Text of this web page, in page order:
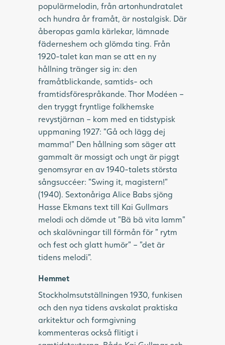
populärmelodin, från artonhundratalet
och hundra år framåt, är nostalgisk. Där
åberopas gamla kärlekar, lämnade
fäderneshem och glömda ting. Från
1920-talet kan man se att en ny
hållning tränger sig in: den
framåtblickande, samtids- och
framtidsförespråkande. Thor Modéen –
den tryggt fryntlige folkhemske
revystjärnan – kom med en tidstypisk
uppmaning 1927: ”Gå och lägg dej
mamma!” Den hållning som säger att
gammalt är mossigt och ungt är piggt
genomsyrar en av 1940-talets största
sångsuccéer: ”Swing it, magistern!”
(1940). Sextonåriga Alice Babs sjöng
Hasse Ekmans text till Kai Gullmars
melodi och dömde ut ”Bä bä vita lamm”
och skalövningar till förmån för ” rytm
och fest och glatt humör” – ”det är
tidens melodi”.
Hemmet
Stockholmsutställningen 1930, funkisen
och den nya tidens avskalat praktiska
arkitektur och formgivning
kommenteras också flitigt i